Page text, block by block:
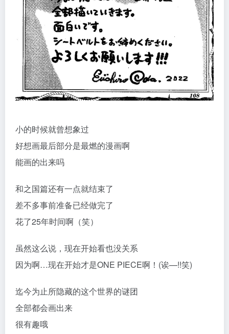
小的时候就曾想象过
好想画最后部分是最燃的漫画啊
能画的出来吗
和之国篇还有一点就结束了
差不多事前准备已经做完了
花了25年时间啊（笑）
虽然这么说，现在开始看也没关系
因为啊…现在开始才是ONE PIECE啊！(诶—!!笑)
迄今为止所隐藏的这个世界的谜团
全部都会画出来
很有趣哦